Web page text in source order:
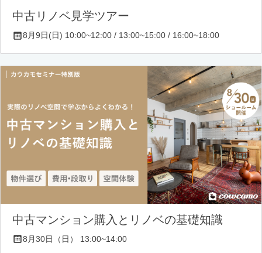
中古リノベ見学ツアー
8月9日(日) 10:00~12:00 / 13:00~15:00 / 16:00~18:00
中古マンション購入とリノベの基礎知識
8月30日（日） 13:00~14:00